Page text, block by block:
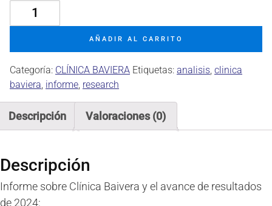
Clínica
Baviera
Av.
Rdos.
2024
cantidad
AÑADIR AL CARRITO
Categoría: CLÍNICA BAVIERA Etiquetas: analisis clinica
baviera informe research
Descripción Valoraciones (0)
Descripción
Informe sobre Clínica Baivera y el avance de resultados
de 2024: